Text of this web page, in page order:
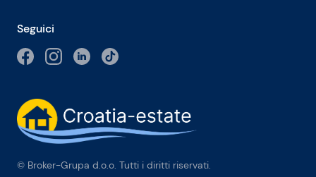
Seguici
© Broker-Grupa d.o.o. Tutti i diritti riservati.